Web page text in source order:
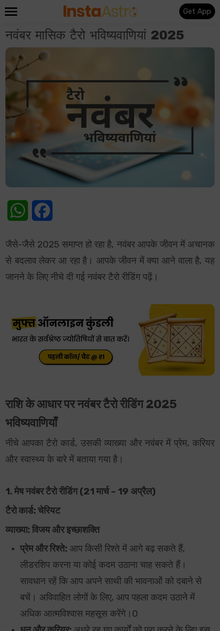
Get App
नवंबर मासिक टैरो भविष्यवाणियां 2025
WhatsApp
जैसे-जैसे 2025 समाप्त हो रहा है, नवंबर आपके जीवन में अचानक
से बदलाव लेकर आ रहा है। आपके जीवन में क्या आने वाला है, यह
जानने के लिए नीचे दी गई नवंबर टैरो रीडिंग पढ़ें।
राशि के आधार पर नवंबर टैरो रीडिंग 2025
भविष्यवाणियाँ
नीचे आपका टैरो कार्ड, उसकी व्याख्या और नवंबर में प्रेम, करियर
और स्वास्थ्य के बारे में बताया गया है।
1. मेष नवंबर टैरो रीडिंग (21 मार्च – 19 अप्रैल)
टैरो कार्ड: चेरियट
व्याख्या: विजय और इच्छाशक्ति
प्रेम और रिश्ते: आप किसी रिश्ते में आगे बढ़ सकते हैं,
लीडरशिप करना या कोई कदम उठाना चाह सकते हैं।
सावधान रहें कि आप अपने साथी की भावनाओं को दबाने से
बचें। अविवाहित लोगों के लिए, आप पहला कदम उठाने में
अधिक आत्मविश्वास महसूस करेंगे।0